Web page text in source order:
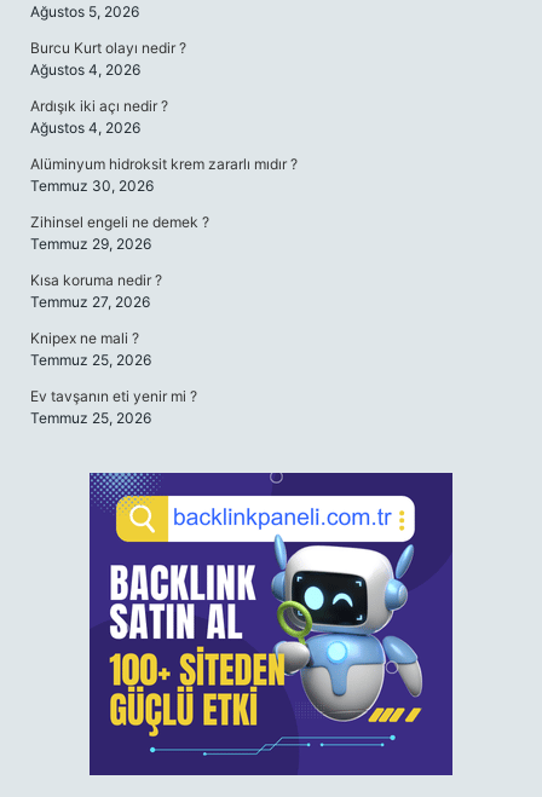
Ağustos 5, 2026
Burcu Kurt olayı nedir ?
Ağustos 4, 2026
Ardışık iki açı nedir ?
Ağustos 4, 2026
Alüminyum hidroksit krem zararlı mıdır ?
Temmuz 30, 2026
Zihinsel engeli ne demek ?
Temmuz 29, 2026
Kısa koruma nedir ?
Temmuz 27, 2026
Knipex ne mali ?
Temmuz 25, 2026
Ev tavşanın eti yenir mi ?
Temmuz 25, 2026